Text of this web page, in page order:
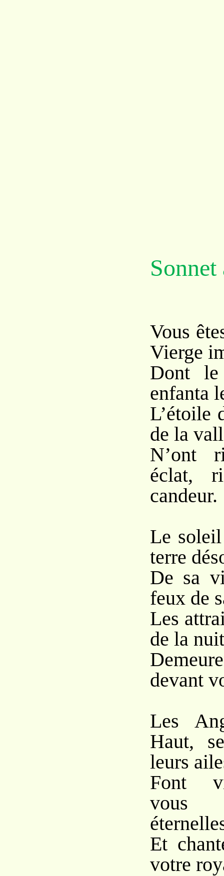
Vous
Vierge
Dont
enfanta
L’étoile
de la
N’ont
éclat,
candeur.
Le
terre
De sa
feux de
Les
de la
devant
Les
Haut,
leurs
Font
vous
Et
votre